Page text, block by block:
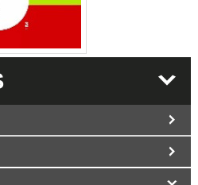
Hay otro mártir de la